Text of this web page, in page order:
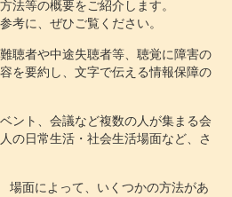
法等の概要をご紹介します。
考に、ぜひご覧ください。
者や中途失聴者等、聴覚に障害の
を要約し、文字で伝える情報保障の
ント、会議など複数の人が集まる会
の日常生活・社会生活場面など、さ
面によって、いくつかの方法があ